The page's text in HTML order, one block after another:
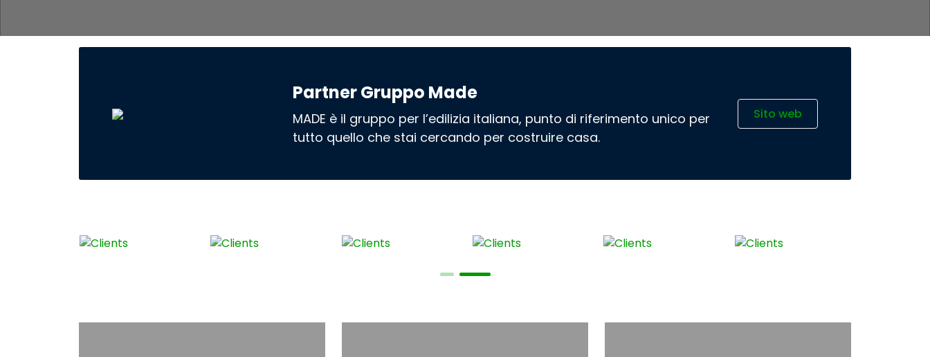
Partner Gruppo Made
MADE è il gruppo per l’edilizia italiana, punto di riferimento unico per
tutto quello che stai cercando per costruire casa.
Sito web